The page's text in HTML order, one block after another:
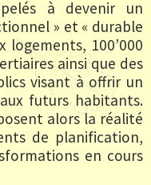
à devenir un
» et « durable
logements, 100’000
ainsi que des
visant à offrir un
futurs habitants.
alors la réalité
de planification,
en cours